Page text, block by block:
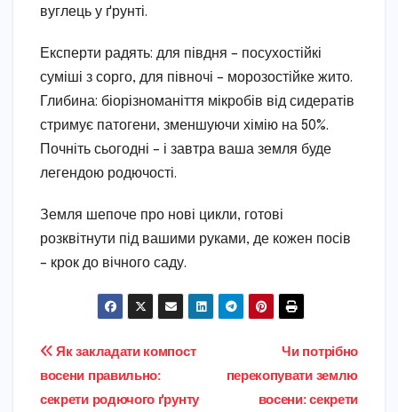
вуглець у ґрунті.
Експерти радять: для півдня – посухостійкі
суміші з сорго, для півночі – морозостійке жито.
Глибина: біорізноманіття мікробів від сидератів
стримує патогени, зменшуючи хімію на 50%.
Почніть сьогодні – і завтра ваша земля буде
легендою родючості.
Земля шепоче про нові цикли, готові
розквітнути під вашими руками, де кожен посів
– крок до вічного саду.
Навігація
записів
Чи потрібно
перекопувати землю
восени: секрети
Як закладати компост
восени правильно:
секрети родючого ґрунту